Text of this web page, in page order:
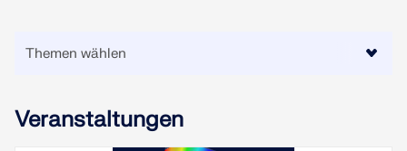
Veranstaltungen